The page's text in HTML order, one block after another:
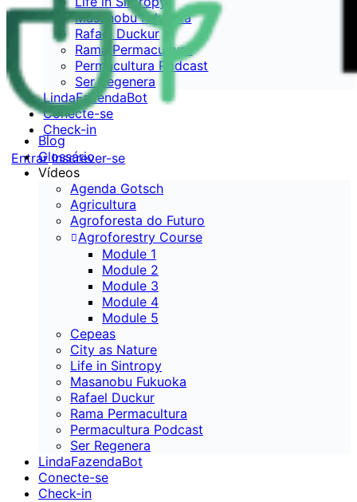
Masanobu Fukuoka
Rafael Duckur
Rama Permacultura
Permacultura Podcast
Ser Regenera
LindaFazendaBot
Conecte-se
Check-in
Entrar Inscrever-se
Blog
Glossário
Vídeos
Agenda Gotsch
Agricultura
Agroforesta do Futuro
Agroforestry Course
Module 1
Module 2
Module 3
Module 4
Module 5
Cepeas
City as Nature
Life in Sintropy
Masanobu Fukuoka
Rafael Duckur
Rama Permacultura
Permacultura Podcast
Ser Regenera
LindaFazendaBot
Conecte-se
Check-in